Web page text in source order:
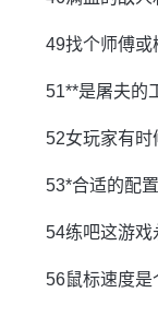
49找个师傅或
51**是屠夫的
52女玩家有时
53*合适的配
54练吧这游戏
56鼠标速度是